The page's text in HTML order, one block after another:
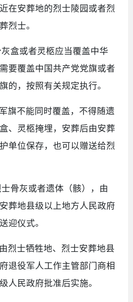
在安葬地的烈士陵园或者烈
烈士。
盒或者灵柩应当覆盖中华
要覆盖中国共产党党旗或者
的，按照有关规定执行。
旗不能同时覆盖，不得随遗
、灵柩掩埋，安葬后由安葬
单位保存，也可以赠送给烈
骨灰或者遗体（骸），由
葬地县级以上地方人民政府
迎仪式。
烈士牺牲地、烈士安葬地县
退役军人工作主管部门商相
人民政府批准后实施。